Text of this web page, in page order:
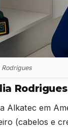
Rodrigues
Alkatec em
(cabelos e